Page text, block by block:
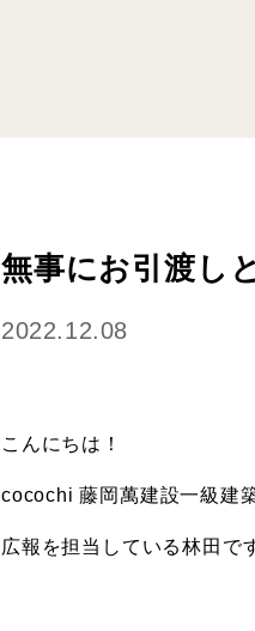
無事にお引渡し
2022.12.08
こんにちは！
cocochi 藤岡萬建設一級建
広報を担当している林田で